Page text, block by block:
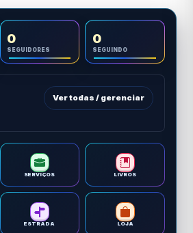
0
SEGUIDORES
0
SEGUINDO
Ver todas / gerenciar
SERVIÇOS LIVROS
ESTRADA LOJA